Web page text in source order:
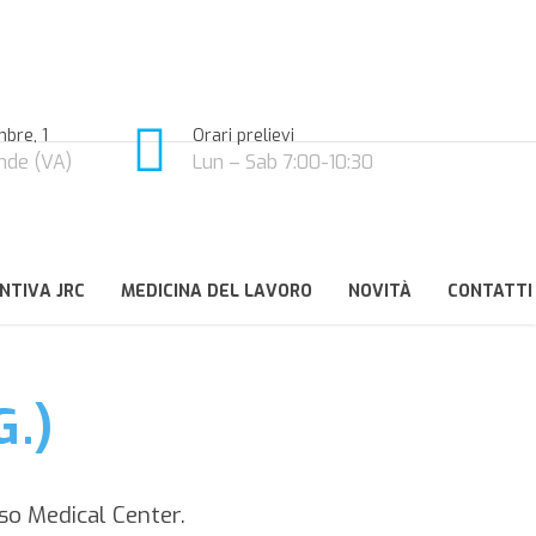
1
(VA)
Orari prelievi
Lun – Sab 7:00-10:30
JRC MEDICINA DEL LAVORO NOVITÀ CONTATTI
Medical Center.